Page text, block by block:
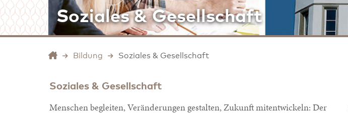
Soziales & Gesellschaft
Bildung Soziales & Gesellschaft
Soziales & Gesellschaft
Menschen begleiten, Veränderungen gestalten, Zukunft mitentwickeln: Der